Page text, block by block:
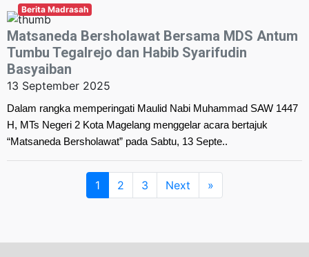
Berita Madrasah
Matsaneda Bersholawat Bersama MDS Antum
Tumbu Tegalrejo dan Habib Syarifudin
Basyaiban
13 September 2025
Dalam rangka memperingati Maulid Nabi Muhammad SAW 1447
H, MTs Negeri 2 Kota Magelang menggelar acara bertajuk
“Matsaneda Bersholawat” pada Sabtu, 13 Septe..
1 2 3 Next »